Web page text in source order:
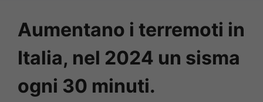
Aumentano i terremoti in
Italia, nel 2024 un sisma
ogni 30 minuti.